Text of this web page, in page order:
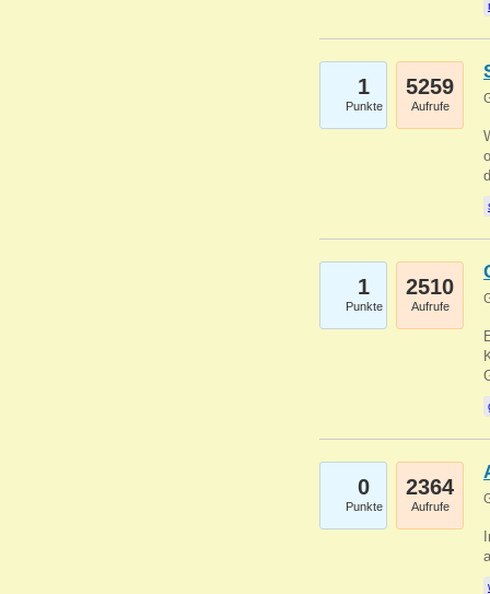
1
Punkte
5259
Aufrufe
1
Punkte
2510
Aufrufe
0
Punkte
2364
Aufrufe